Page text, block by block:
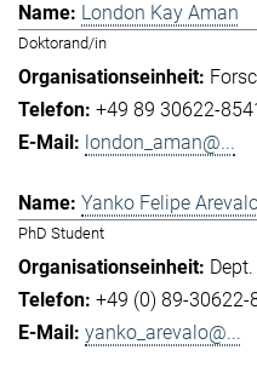
London Kay Aman
Doktorand/in
+49 89 30622-
london_aman@...
Yanko Felipe
PhD Student
+49 (0) 89-30622-
yanko_arevalo@...